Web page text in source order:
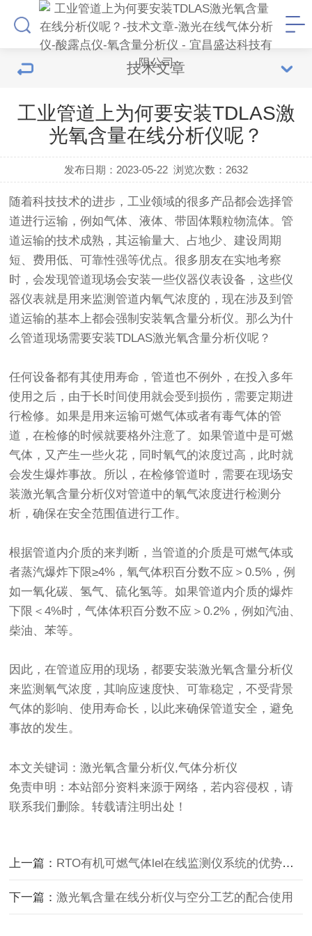
技术文章
工业管道上为何要安装TDLAS激
光氧含量在线分析仪呢？
发布日期：2023-05-22 浏览次数： 2632
随着科技技术的进步，工业领域的很多产品都会选择管
道进行运输，例如气体、液体、带固体颗粒物流体。管
道运输的技术成熟，其运输量大、占地少、建设周期
短、费用低、可靠性强等优点。很多朋友在实地考察
时，会发现管道现场会安装一些仪器仪表设备，这些仪
器仪表就是用来监测管道内氧气浓度的，现在涉及到管
道运输的基本上都会强制安装氧含量分析仪。那么为什
么管道现场需要安装TDLAS激光氧含量分析仪呢？
任何设备都有其使用寿命，管道也不例外，在投入多年
使用之后，由于长时间使用就会受到损伤，需要定期进
行检修。如果是用来运输可燃气体或者有毒气体的管
道，在检修的时候就要格外注意了。如果管道中是可燃
气体，又产生一些火花，同时氧气的浓度过高，此时就
会发生爆炸事故。所以，在检修管道时，需要在现场安
装激光氧含量分析仪对管道中的氧气浓度进行检测分
析，确保在安全范围值进行工作。
根据管道内介质的来判断，当管道的介质是可燃气体或
者蒸汽爆炸下限≥4%，氧气体积百分数不应＞0.5%，例
如一氧化碳、氢气、硫化氢等。如果管道内介质的爆炸
下限＜4%时，气体体积百分数不应＞0.2%，例如汽油、
柴油、苯等。
因此，在管道应用的现场，都要安装激光氧含量分析仪
来监测氧气浓度，其响应速度快、可靠稳定，不受背景
气体的影响、使用寿命长，以此来确保管道安全，避免
事故的发生。
本文关键词：激光氧含量分析仪,气体分析仪
免责申明：本站部分资料来源于网络，若内容侵权，请
联系我们删除。转载请注明出处！
上一篇： RTO有机可燃气体lel在线监测仪系统的优势和维护工作
下一篇：激光氧含量在线分析仪与空分工艺的配合使用